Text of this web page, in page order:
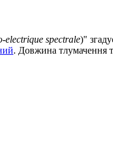
electrique spectrale)"
. Довжина тлумачення